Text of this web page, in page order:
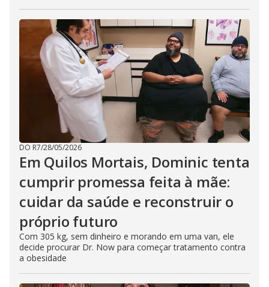
DO R7/28/05/2026
Em Quilos Mortais, Dominic tenta
cumprir promessa feita à mãe:
cuidar da saúde e reconstruir o
próprio futuro
Com 305 kg, sem dinheiro e morando em uma van, ele
decide procurar Dr. Now para começar tratamento contra
a obesidade